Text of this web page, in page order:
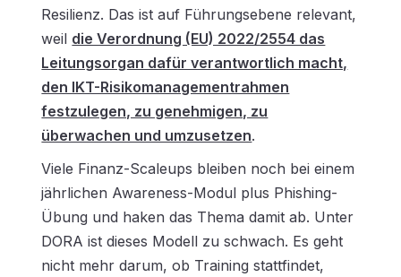
Resilienz. Das ist auf Führungsebene relevant,
weil die Verordnung (EU) 2022/2554 das
Leitungsorgan dafür verantwortlich macht,
den IKT-Risikomanagementrahmen
festzulegen, zu genehmigen, zu
überwachen und umzusetzen.
Viele Finanz-Scaleups bleiben noch bei einem
jährlichen Awareness-Modul plus Phishing-
Übung und haken das Thema damit ab. Unter
DORA ist dieses Modell zu schwach. Es geht
nicht mehr darum, ob Training stattfindet,